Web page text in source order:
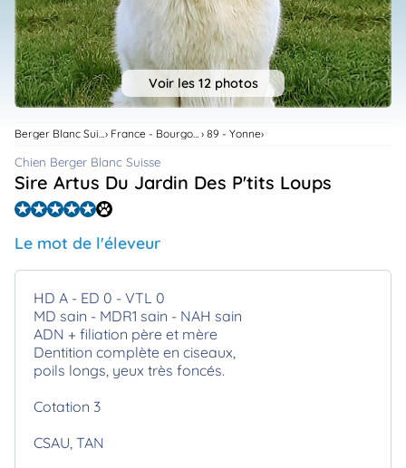
Voir les 12 photos
Berger Blanc Suisse France - Bourgogne-Franche-Comte 89 - Yonne
Chien Berger Blanc Suisse
Sire Artus Du Jardin Des P'tits Loups
Le mot de l'éleveur
HD A - ED 0 - VTL 0
MD sain - MDR1 sain - NAH sain
ADN + filiation père et mère
Dentition complète en ciseaux,
poils longs, yeux très foncés.
Cotation 3
CSAU, TAN